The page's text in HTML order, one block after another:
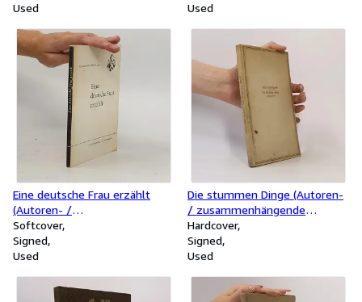
Used
Used
Eine deutsche Frau erzählt
(Autoren- /
zusammenhängende
Unterschrift)
Softcover
Signed
Used
Die stummen Dinge (Autoren-
/ zusammenhängende
Unterschrift)
Hardcover
Signed
Used